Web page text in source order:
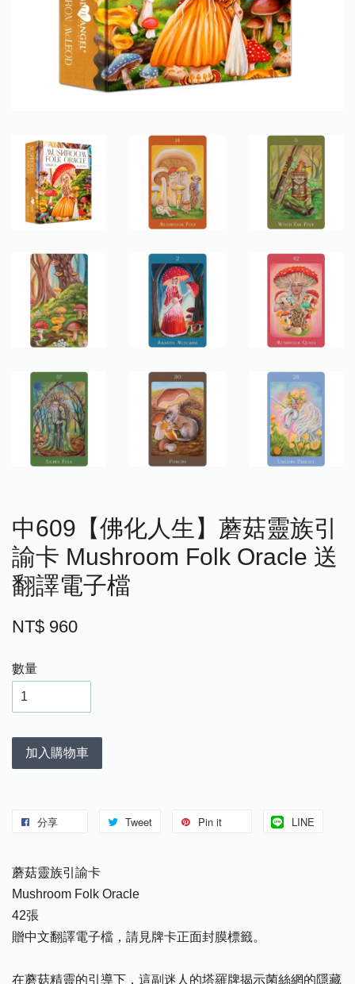
中609【佛化人生】蘑菇靈族引
諭卡 Mushroom Folk Oracle 送
翻譯電子檔
NT$ 960
數量
加入購物車
分享 Tweet Pin it LINE
蘑菇靈族引諭卡
Mushroom Folk Oracle
42張
贈中文翻譯電子檔，請見牌卡正面封膜標籤。
在蘑菇精靈的引導下，這副迷人的塔羅牌揭示菌絲網的隱藏